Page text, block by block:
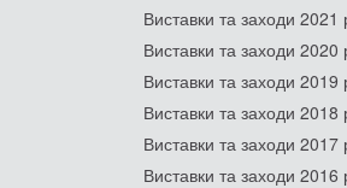
Виставки та заходи 2021
Виставки та заходи 2020
Виставки та заходи 2019
Виставки та заходи 2018
Виставки та заходи 2017
Виставки та заходи 2016